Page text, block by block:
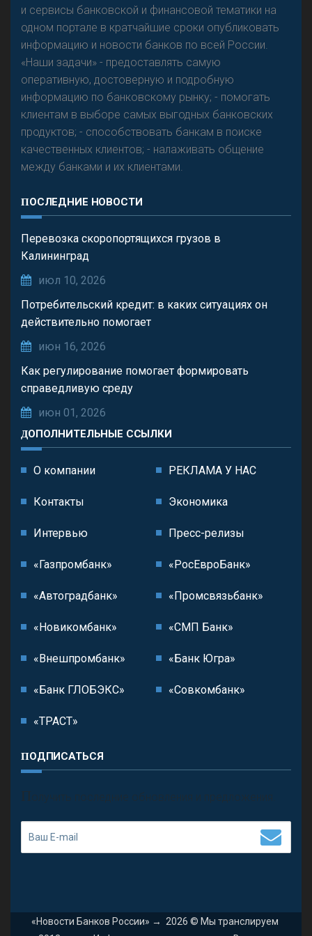
и сервисы банковской и финансовой тематики на
одном портале в кратчайшие сроки опубликовать
информацию и новости банков по всей России.
«Наши задачи» - предоставлять самую
оперативную, достоверную и подробную
информацию по банковскому рынку; - помогать
клиентам в выборе самых выгодных банковских
продуктов; - способствовать банкам в поиске
качественных клиентов; - налаживать общение
между банками и их клиентами.
ПОСЛЕДНИЕ НОВОСТИ
Перевозка скоропортящихся грузов в
Калининград
июл 10, 2026
Потребительский кредит: в каких ситуациях он
действительно помогает
июн 16, 2026
Как регулирование помогает формировать
справедливую среду
июн 01, 2026
ДОПОЛНИТЕЛЬНЫЕ ССЫЛКИ
О компании РЕКЛАМА У НАС
Контакты Экономика
Интервью Пресс-релизы
«Газпромбанк» «РосЕвроБанк»
«Автоградбанк» «Промсвязьбанк»
«Новикомбанк» «СМП Банк»
«Внешпромбанк» «Банк Югра»
«Банк ГЛОБЭКС» «Совкомбанк»
«ТРАСТ»
ПОДПИСАТЬСЯ
П олучить последние обновления и предложения.
«Новости Банков России» → 2026 © Мы транслируем